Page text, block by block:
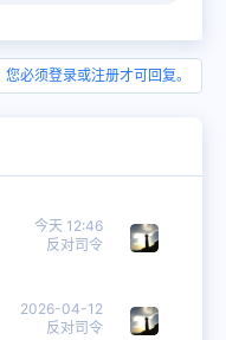
您必须登录或注册才可回复。
今天 12:46
反对司令
2026-04-12
反对司令